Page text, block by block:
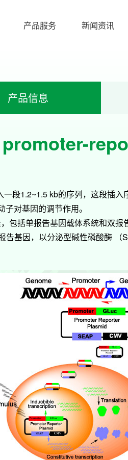
产品服务 新闻资讯
产品信息
段1.2~1.5 kb的序列，这段插
对基因的调节作用。
包括单报告基因载体系统和双
基因，以分泌型碱性磷酸酶